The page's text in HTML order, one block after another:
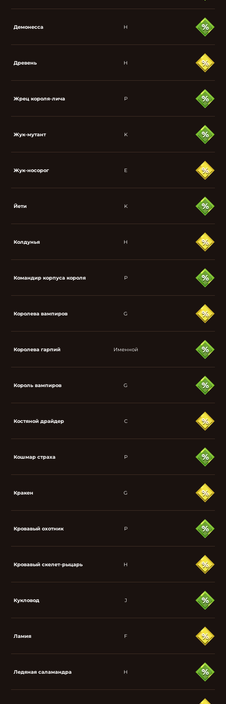
Демонесса H
Древень H
Жрец короля-лича P
Жук-мутант K
Жук-носорог E
Йети K
Колдунья H
Командир корпуса короля P
Королева вампиров G
Королева гарпий Именной
Король вампиров G
Костяной драйдер C
Кошмар страха P
Кракен G
Кровавый охотник P
Кровавый скелет-рыцарь H
Кукловод J
Ламия F
Ледяная саламандра H